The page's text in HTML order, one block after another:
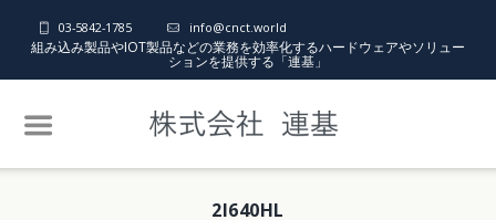
03-5842-1785 info@cnct.world
組み込み製品やIOT製品などの業務を効率化するハードウェアやソリュー
ションを提供する「連基」
2I640HL